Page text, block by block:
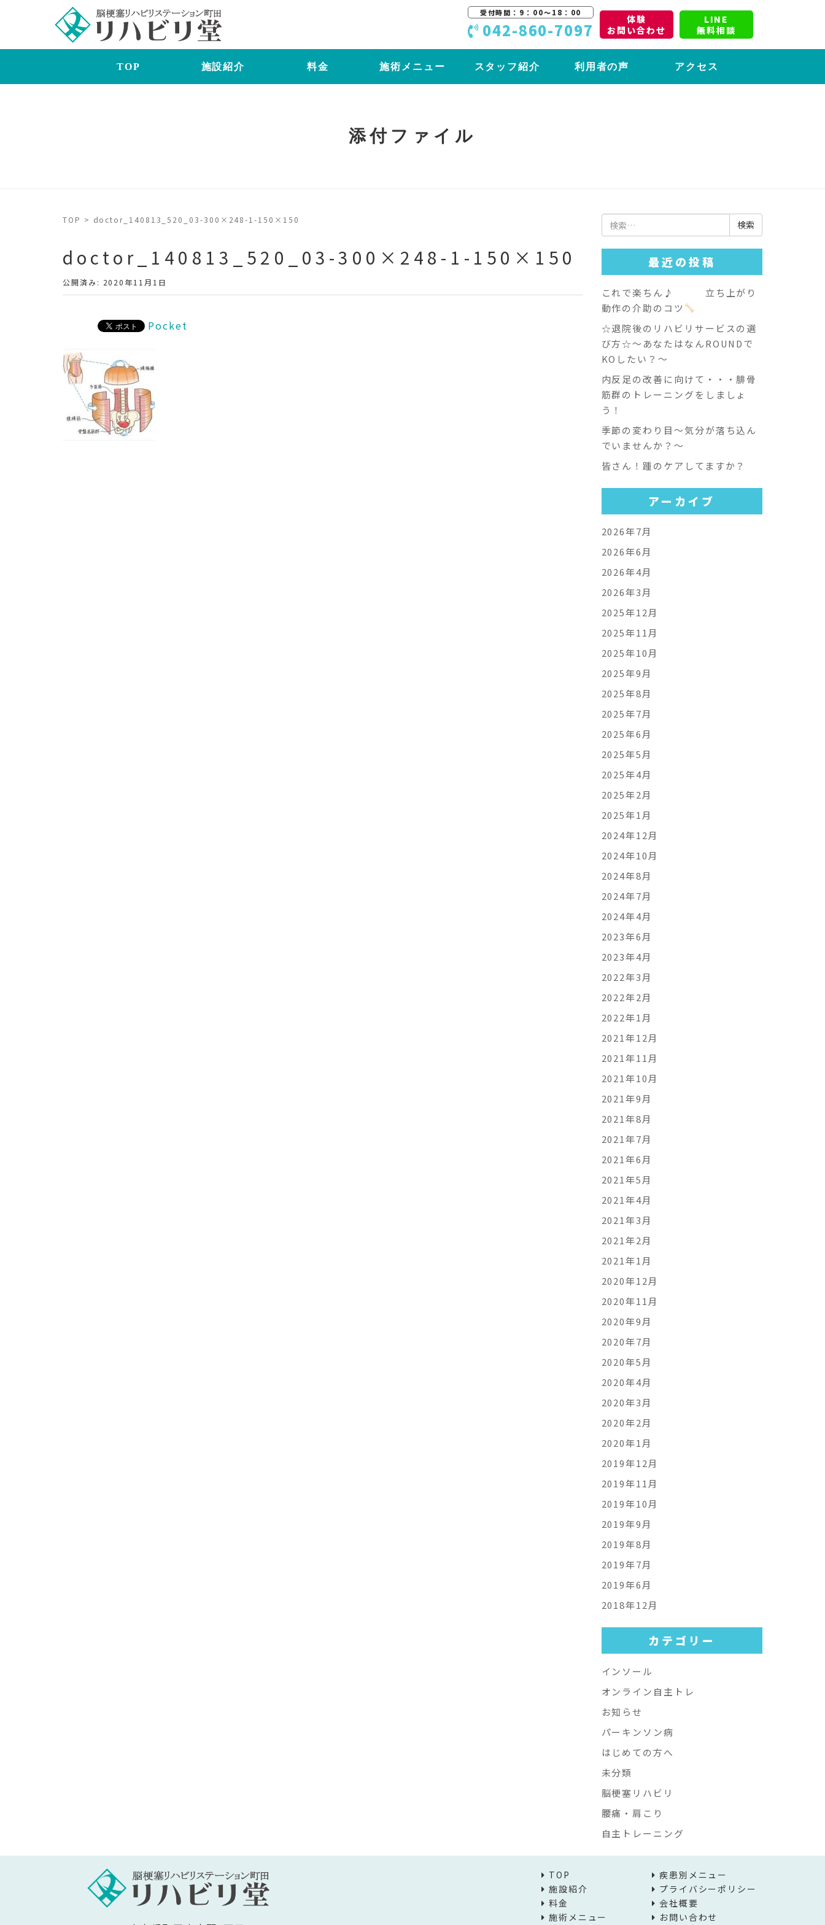
受付時間：9：00〜18：00
042-860-7097
体験
お問い合わせ
LINE
無料相談
TOP 施設紹介 料金 施術メニュー スタッフ紹介 利用者の声 アクセス
添付ファイル
TOP > doctor_140813_520_03-300×248-1-150×150
doctor_140813_520_03-300×248-1-150×150
公開済み: 2020年11月1日
Pocket
検
索:
最近の投稿
これで楽ちん♪ 立ち上がり
動作の介助のコツ
☆退院後のリハビリサービスの選
び方☆～あなたはなんROUNDで
KOしたい？～
内反足の改善に向けて・・・腓骨
筋群のトレーニングをしましょ
う！
季節の変わり目～気分が落ち込ん
でいませんか？～
皆さん！踵のケアしてますか？
アーカイブ
2026年7月
2026年6月
2026年4月
2026年3月
2025年12月
2025年11月
2025年10月
2025年9月
2025年8月
2025年7月
2025年6月
2025年5月
2025年4月
2025年2月
2025年1月
2024年12月
2024年10月
2024年8月
2024年7月
2024年4月
2023年6月
2023年4月
2022年3月
2022年2月
2022年1月
2021年12月
2021年11月
2021年10月
2021年9月
2021年8月
2021年7月
2021年6月
2021年5月
2021年4月
2021年3月
2021年2月
2021年1月
2020年12月
2020年11月
2020年9月
2020年7月
2020年5月
2020年4月
2020年3月
2020年2月
2020年1月
2019年12月
2019年11月
2019年10月
2019年9月
2019年8月
2019年7月
2019年6月
2018年12月
カテゴリー
インソール
オンライン自主トレ
お知らせ
パーキンソン病
はじめての方へ
未分類
脳梗塞リハビリ
腰痛・肩こり
自主トレーニング
TOP
施設紹介
料金
施術メニュー
疾患別メニュー
プライバシーポリシー
会社概要
お問い合わせ